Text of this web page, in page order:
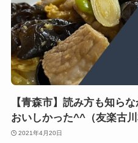
【青森市】読み方も知ら
おいしかった^^（友楽古川
2021年4月20日